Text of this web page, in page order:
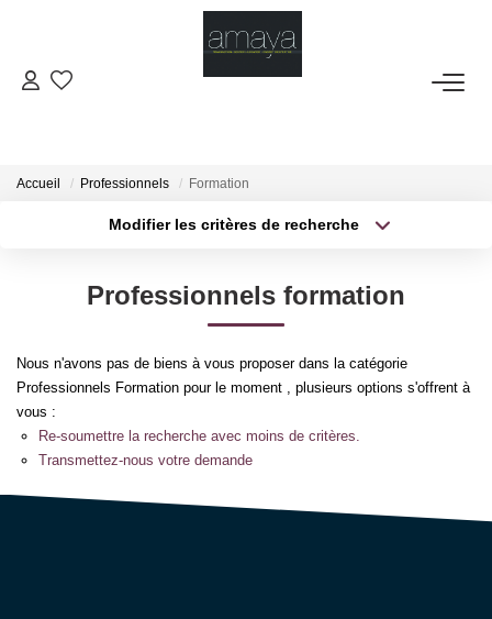
GESTION
ESTIMATION
NOS AGENCES
Accueil Professionnels Formation
Modifier les critères de recherche
Type de bien
Budget max Plus de critères
Professionnels formation
Nous n'avons pas de biens à vous proposer dans la catégorie
Professionnels Formation pour le moment , plusieurs options s'offrent à
vous :
Re-soumettre la recherche avec moins de critères.
Transmettez-nous votre demande